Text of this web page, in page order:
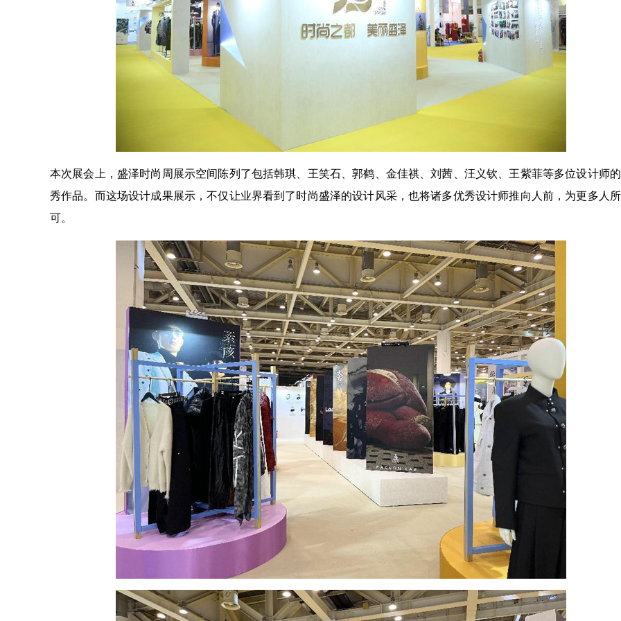
本次展会上，盛泽时尚周展示空间陈列了包括韩琪、王笑石、郭鹤、金佳祺、刘茜、汪义钦、王紫菲等多位设计师
秀作品。而这场设计成果展示，不仅让业界看到了时尚盛泽的设计风采，也将诸多优秀设计师推向人前，为更多人
可。